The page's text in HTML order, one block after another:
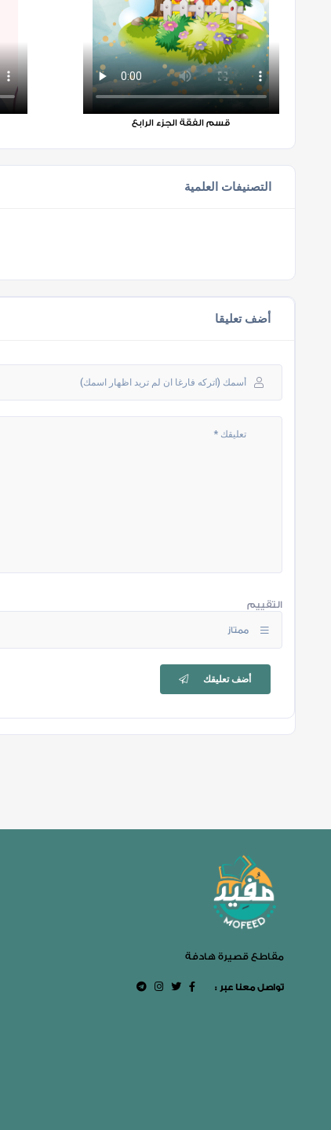
قسم الفقة الجزء الرابع
التصنيفات العلمية
أضف تعليقا
التقييم
ممتاز
أضف تعليقك
مقاطع قصيرة هادفة
: تواصل معنا عبر